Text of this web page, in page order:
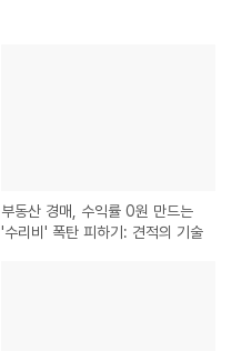
부동산 경매, 수익률 0원 만드는
'수리비' 폭탄 피하기: 견적의 기술